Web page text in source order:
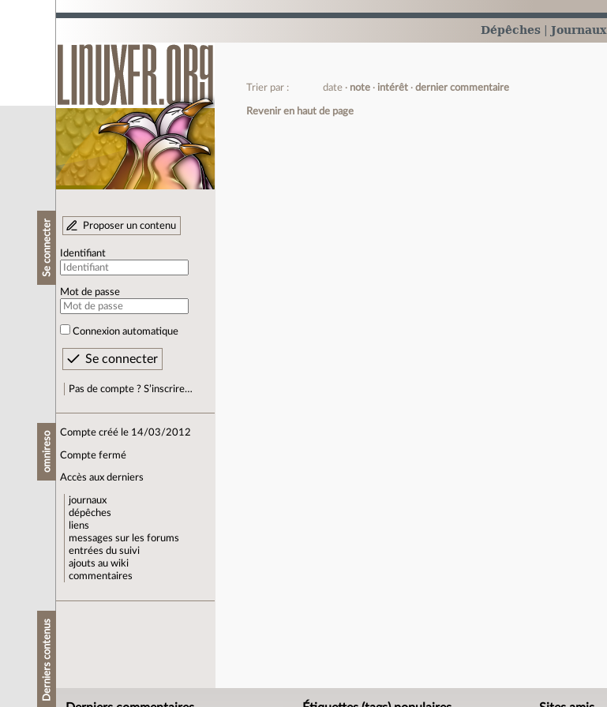
Dépêches Journaux
Se connecter Proposer un contenu
Identifiant
Mot de passe
Connexion automatique
Pas de compte ? S’inscrire…
omnireso Compte créé le 14/03/2012
Compte fermé
Accès aux derniers
journaux
dépêches
liens
messages sur les forums
entrées du suivi
ajouts au wiki
commentaires
Derniers contenus
Trier par : date note intérêt dernier commentaire
Revenir en haut de page